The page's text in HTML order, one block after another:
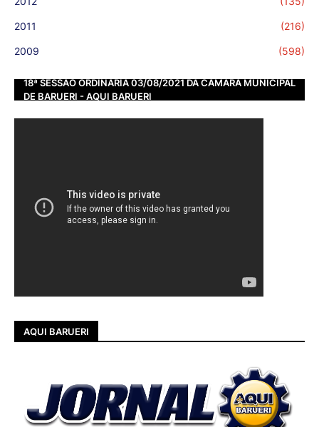
2011 (216)
2009 (598)
18ª SESSÃO ORDINÁRIA 03/08/2021 DA CÂMARA MUNICIPAL
DE BARUERI - AQUI BARUERI
AQUI BARUERI